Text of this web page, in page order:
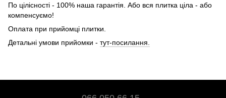
По цілісності - 100% наша гарантія. Або вся плитка ціла - або
компенсуємо!
Оплата при прийомці плитки.
Детальні умови прийомки - тут-посилання.